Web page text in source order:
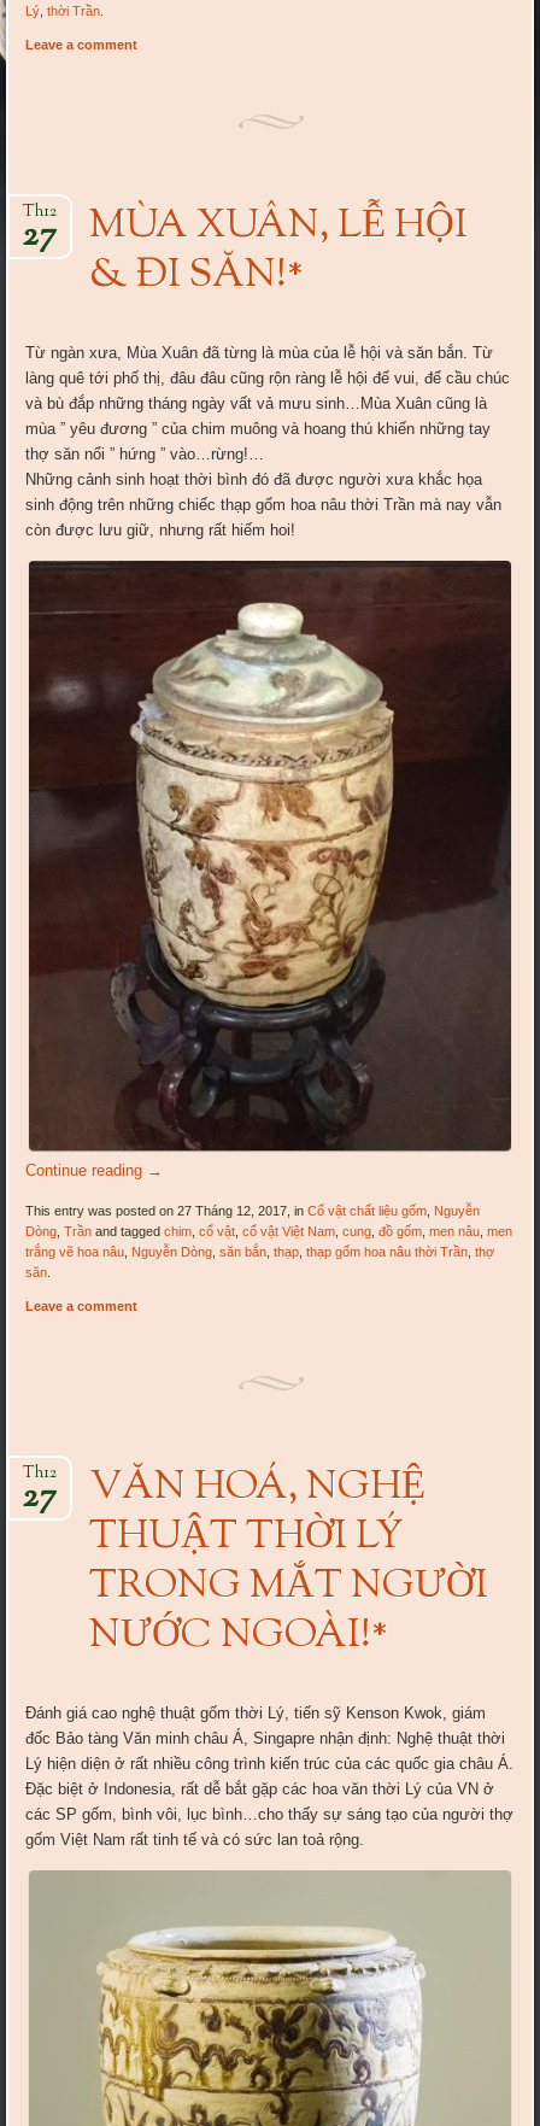
Lý ,thời Trần
Leave a comment
MÙA XUÂN, LỄ HỘI
& ĐI SĂN!*
Th12
27
Từ ngàn xưa, Mùa Xuân đã từng là mùa của lễ hội và săn bắn. Từ
làng quê tới phố thị, đâu đâu cũng rộn ràng lễ hội để vui, để cầu chúc
và bù đắp những tháng ngày vất vả mưu sinh…Mùa Xuân cũng là
mùa ” yêu đương ” của chim muông và hoang thú khiến những tay
thợ săn nổi ” hứng ” vào…rừng!…
Những cảnh sinh hoạt thời bình đó đã được người xưa khắc họa
sinh động trên những chiếc thạp gốm hoa nâu thời Trần mà nay vẫn
còn được lưu giữ, nhưng rất hiếm hoi!
Continue reading →
This entry was posted on 27 Tháng 12, 2017, inCổ vật chất liệu gốm Nguyễn
Dòng ,Trần and taggedchim ,cổ vật ,cổ vật Việt Nam ,cung ,đồ gốm ,men nâu ,men
trắng vẽ hoa nâu Nguyễn Dòng ,săn bắn ,thạp ,thạp gốm hoa nâu thời Trần ,thợ
săn
Leave a comment
VĂN HOÁ, NGHỆ
THUẬT THỜI LÝ
TRONG MẮT NGƯỜI
NƯỚC NGOÀI!*
Th12
27
Đánh giá cao nghệ thuật gốm thời Lý, tiến sỹ Kenson Kwok, giám
đốc Bảo tàng Văn minh châu Á, Singapre nhận định: Nghệ thuật thời
Lý hiện diện ở rất nhiều công trình kiến trúc của các quốc gia châu Á.
Đặc biệt ở Indonesia, rất dễ bắt gặp các hoa văn thời Lý của VN ở
các SP gốm, bình vôi, lục bình…cho thấy sự sáng tạo của người thợ
gốm Việt Nam rất tinh tế và có sức lan toả rộng.